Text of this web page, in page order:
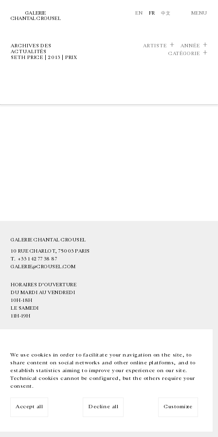
We use cookies in order to facilitate your navigation on the site, to
share content on social networks and other online platforms, and to
establish statistics aiming to improve your experience on our site.
Technical cookies cannot be configured, but the others require your
consent.
Accept all Decline all Customize
GALERIE
CHANTAL CROUSEL
EN FR 中文 MENU
ARCHIVES DES
ACTUALITÉS
SETH PRICE | 2013 | PRIX
ARTISTE
ANNÉE
CATÉGORIE
GALERIE CHANTAL CROUSEL
10 RUE CHARLOT, 75003 PARIS
T. +33 1 42 77 38 87
GALERIE@CROUSEL.COM
HORAIRES D'OUVERTURE
DU MARDI AU VENDREDI
10H-18H
LE SAMEDI
11H-19H
EN FR 中文 Facebook Instagram
Inscrivez-vous à notre newsletter